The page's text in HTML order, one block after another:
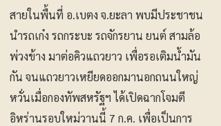
สายในพื้นที่ อ.เบตง จ.ยะลา พบมีประชาชน
นำรถเก๋ง รถกระบะ รถจักรยาน ยนต์ สามล้อ
พ่วงข้าง มาต่อคิวแถวยาว เพื่อรอเติมน้ำมัน
กัน จนแถวยาวเหยียดออกมานอกถนนใหญ่
หวั่นเมื่อกองทัพสหรัฐฯ ได้เปิดฉากโจมตี
อิหร่านรอบใหม่วานนี้ 7 ก.ค. เพื่อเป็นการ